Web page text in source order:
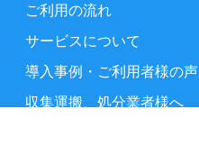
ご利用の流れ
サービスについて
導入事例・ご利用者様の声
収集運搬、処分業者様へ